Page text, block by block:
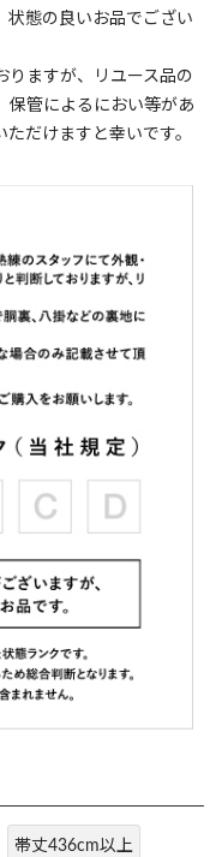
状態の良いお品でござい
ますが、リユース品の
保管によるにおい等があ
だけますと幸いです。
帯丈436cm以上